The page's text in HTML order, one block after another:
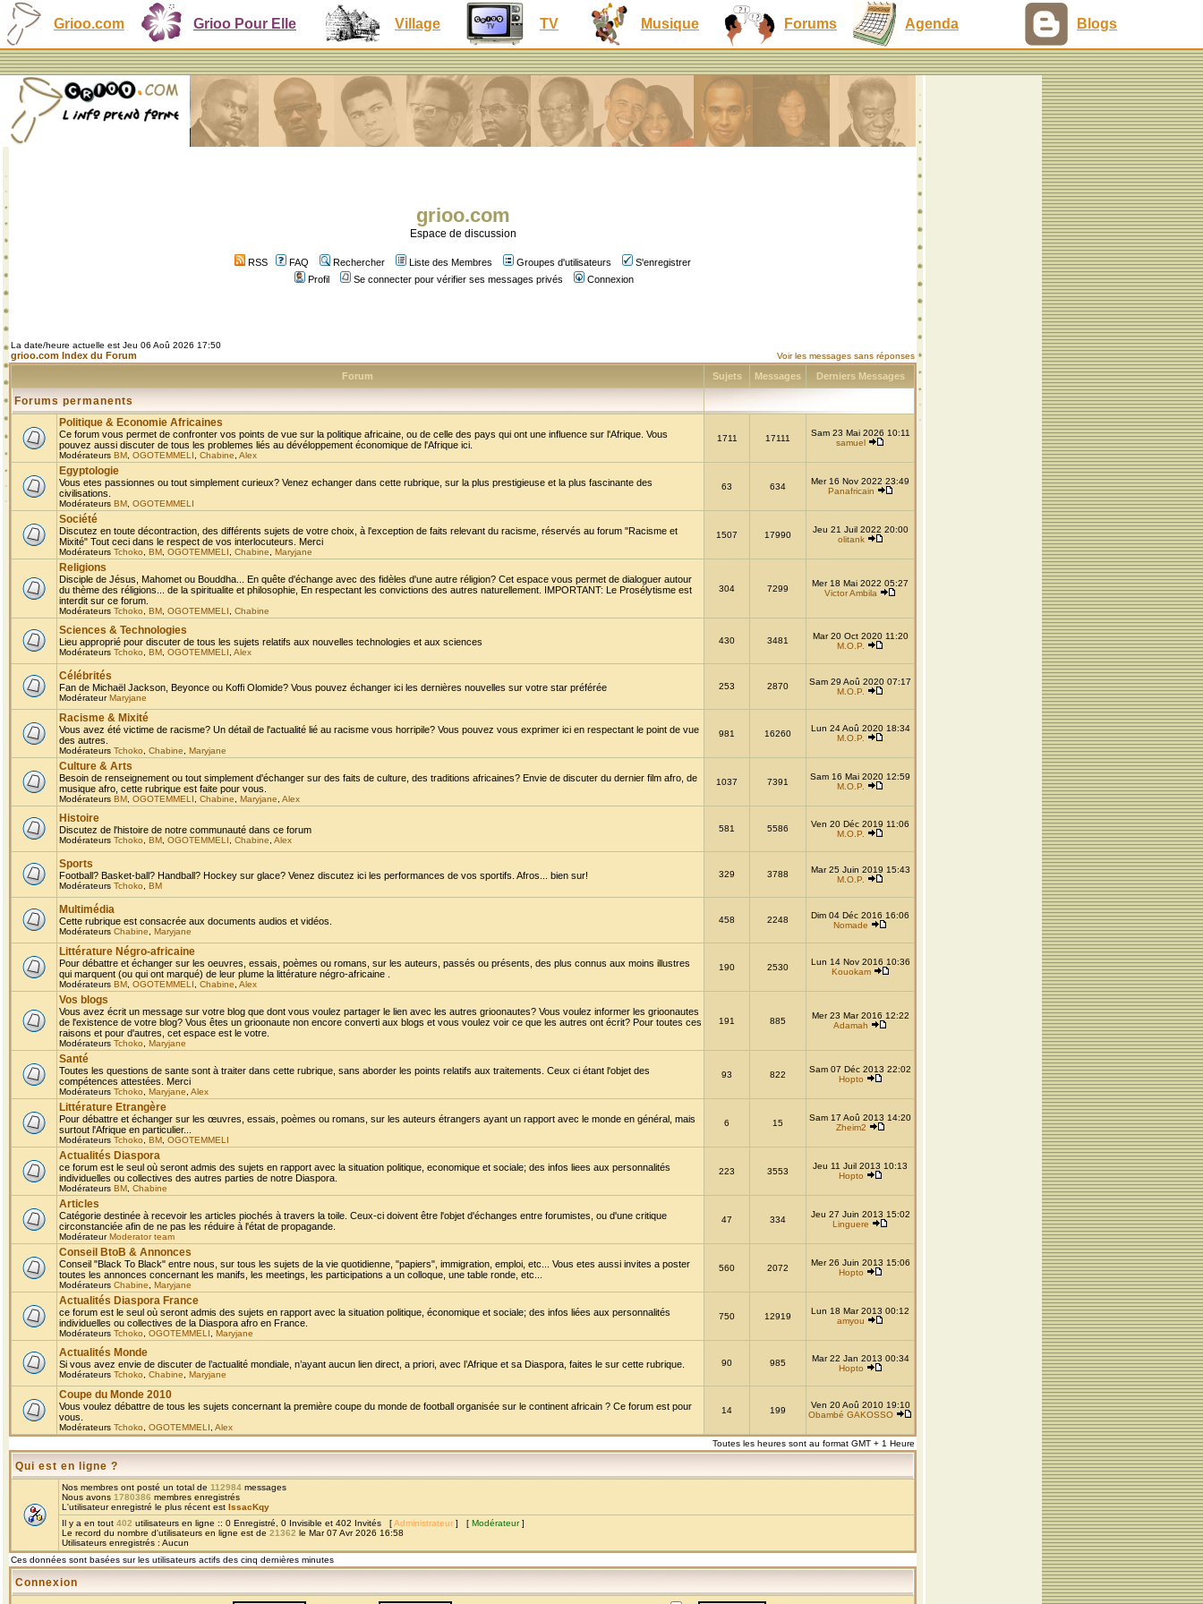
Grioo.com Grioo Pour Elle Village TV Musique Forums Agenda Blogs
grioo.com
Espace de discussion
RSS FAQ Rechercher Liste des Membres Groupes d'utilisateurs
S'enregistrer
Profil
Se connecter pour vérifier ses messages privés Connexion
La date/heure actuelle est Jeu 06 Aoû 2026 17:50
grioo.com Index du Forum Voir les messages sans réponses
Forum Sujets Messages Derniers Messages
Forums permanents
Politique & Economie Africaines
Ce forum vous permet de confronter vos points de vue sur la politique africaine, ou de celle des pays qui ont une influence sur l'Afrique. Vous
pouvez aussi discuter de tous les problemes liés au dévéloppement économique de l'Afrique ici.
Modérateurs BM OGOTEMMELI Chabine Alex
1711 17111
Sam 23 Mai 2026 10:11
samuel
Egyptologie
Vous etes passionnes ou tout simplement curieux? Venez echanger dans cette rubrique, sur la plus prestigieuse et la plus fascinante des
civilisations.
Modérateurs BM OGOTEMMELI
63 634
Mer 16 Nov 2022 23:49
Panafricain
Société
Discutez en toute décontraction, des différents sujets de votre choix, à l'exception de faits relevant du racisme, réservés au forum "Racisme et
Mixité" Tout ceci dans le respect de vos interlocuteurs. Merci
Modérateurs Tchoko BM OGOTEMMELI Chabine Maryjane
1507 17990
Jeu 21 Juil 2022 20:00
olitank
Religions
Disciple de Jésus, Mahomet ou Bouddha... En quête d'échange avec des fidèles d'une autre réligion? Cet espace vous permet de dialoguer autour
du thème des réligions... de la spiritualite et philosophie, En respectant les convictions des autres naturellement. IMPORTANT: Le Prosélytisme est
interdit sur ce forum.
Modérateurs Tchoko BM OGOTEMMELI Chabine
304 7299
Mer 18 Mai 2022 05:27
Victor Ambila
Sciences & Technologies
Lieu approprié pour discuter de tous les sujets relatifs aux nouvelles technologies et aux sciences
Modérateurs Tchoko BM OGOTEMMELI Alex
430 3481
Mar 20 Oct 2020 11:20
M.O.P.
Célébrités
Fan de Michaël Jackson, Beyonce ou Koffi Olomide? Vous pouvez échanger ici les dernières nouvelles sur votre star préférée
ModérateurMaryjane
253 2870
Sam 29 Aoû 2020 07:17
M.O.P.
Racisme & Mixité
Vous avez été victime de racisme? Un détail de l'actualité lié au racisme vous horripile? Vous pouvez vous exprimer ici en respectant le point de vue
des autres.
Modérateurs Tchoko Chabine Maryjane
981 16260
Lun 24 Aoû 2020 18:34
M.O.P.
Culture & Arts
Besoin de renseignement ou tout simplement d'échanger sur des faits de culture, des traditions africaines? Envie de discuter du dernier film afro, de
musique afro, cette rubrique est faite pour vous.
Modérateurs BM OGOTEMMELI Chabine Maryjane Alex
1037 7391
Sam 16 Mai 2020 12:59
M.O.P.
Histoire
Discutez de l'histoire de notre communauté dans ce forum
Modérateurs Tchoko BM OGOTEMMELI Chabine Alex
581 5586
Ven 20 Déc 2019 11:06
M.O.P.
Sports
Football? Basket-ball? Handball? Hockey sur glace? Venez discutez ici les performances de vos sportifs. Afros... bien sur!
Modérateurs Tchoko BM
329 3788
Mar 25 Juin 2019 15:43
M.O.P.
Multimédia
Cette rubrique est consacrée aux documents audios et vidéos.
Modérateurs Chabine Maryjane
458 2248
Dim 04 Déc 2016 16:06
Nomade
Littérature Négro-africaine
Pour débattre et échanger sur les oeuvres, essais, poèmes ou romans, sur les auteurs, passés ou présents, des plus connus aux moins illustres
qui marquent (ou qui ont marqué) de leur plume la littérature négro-africaine .
Modérateurs BM OGOTEMMELI Chabine Alex
190 2530
Lun 14 Nov 2016 10:36
Kouokam
Vos blogs
Vous avez écrit un message sur votre blog que dont vous voulez partager le lien avec les autres grioonautes? Vous voulez informer les grioonautes
de l'existence de votre blog? Vous êtes un grioonaute non encore converti aux blogs et vous voulez voir ce que les autres ont écrit? Pour toutes ces
raisons et pour d'autres, cet espace est le votre.
Modérateurs Tchoko Maryjane
191 885
Mer 23 Mar 2016 12:22
Adamah
Santé
Toutes les questions de sante sont à traiter dans cette rubrique, sans aborder les points relatifs aux traitements. Ceux ci étant l'objet des
compétences attestées. Merci
Modérateurs Tchoko Maryjane Alex
93 822
Sam 07 Déc 2013 22:02
Hopto
Littérature Etrangère
Pour débattre et échanger sur les œuvres, essais, poèmes ou romans, sur les auteurs étrangers ayant un rapport avec le monde en général, mais
surtout l'Afrique en particulier...
Modérateurs Tchoko BM OGOTEMMELI
6 15
Sam 17 Aoû 2013 14:20
Zheim2
Actualités Diaspora
ce forum est le seul où seront admis des sujets en rapport avec la situation politique, economique et sociale; des infos liees aux personnalités
individuelles ou collectives des autres parties de notre Diaspora.
Modérateurs BM Chabine
223 3553
Jeu 11 Juil 2013 10:13
Hopto
Articles
Catégorie destinée à recevoir les articles piochés à travers la toile. Ceux-ci doivent être l'objet d'échanges entre forumistes, ou d'une critique
circonstanciée afin de ne pas les réduire à l'état de propagande.
ModérateurModerator team
47 334
Jeu 27 Juin 2013 15:02
Linguere
Conseil BtoB & Annonces
Conseil "Black To Black" entre nous, sur tous les sujets de la vie quotidienne, "papiers", immigration, emploi, etc... Vous etes aussi invites a poster
toutes les annonces concernant les manifs, les meetings, les participations a un colloque, une table ronde, etc...
Modérateurs Chabine Maryjane
560 2072
Mer 26 Juin 2013 15:06
Hopto
Actualités Diaspora France
ce forum est le seul où seront admis des sujets en rapport avec la situation politique, économique et sociale; des infos liées aux personnalités
individuelles ou collectives de la Diaspora afro en France.
Modérateurs Tchoko OGOTEMMELI Maryjane
750 12919
Lun 18 Mar 2013 00:12
amyou
Actualités Monde
Si vous avez envie de discuter de l’actualité mondiale, n’ayant aucun lien direct, a priori, avec l’Afrique et sa Diaspora, faites le sur cette rubrique.
Modérateurs Tchoko Chabine Maryjane
90 985
Mar 22 Jan 2013 00:34
Hopto
Coupe du Monde 2010
Vous voulez débattre de tous les sujets concernant la première coupe du monde de football organisée sur le continent africain ? Ce forum est pour
vous.
Modérateurs Tchoko OGOTEMMELI Alex
14 199
Ven 20 Aoû 2010 19:10
Obambé GAKOSSO
Toutes les heures sont au format GMT + 1 Heure
Qui est en ligne ?
Nos membres ont posté un total de 112984 messages
Nous avons 1780386 membres enregistrés
L'utilisateur enregistré le plus récent est IssacKqy
Il y a en tout 402 utilisateurs en ligne :: 0 Enregistré, 0 Invisible et 402 Invités [Administrateur ] [ Modérateur]
Le record du nombre d'utilisateurs en ligne est de 21362 le Mar 07 Avr 2026 16:58
Utilisateurs enregistrés : Aucun
Ces données sont basées sur les utilisateurs actifs des cinq dernières minutes
Connexion